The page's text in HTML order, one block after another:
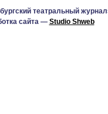
театральный
сайта — Studio Shweb